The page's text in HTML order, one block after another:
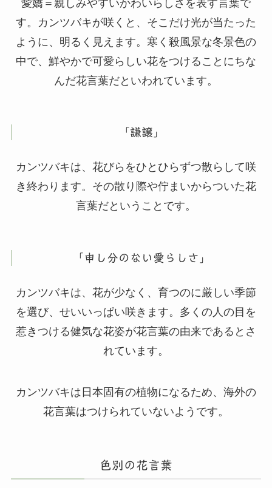
愛嬌＝親しみやすいかわいらしさを表す言葉で
す。カンツバキが咲くと、そこだけ光が当たった
ように、明るく見えます。寒く殺風景な冬景色の
中で、鮮やかで可愛らしい花をつけることにちな
んだ花言葉だといわれています。
「謙譲」
カンツバキは、花びらをひとひらずつ散らして咲
き終わります。その散り際や佇まいからついた花
言葉だということです。
「申し分のない愛らしさ」
カンツバキは、花が少なく、育つのに厳しい季節
を選び、せいいっぱい咲きます。多くの人の目を
惹きつける健気な花姿が花言葉の由来であるとさ
れています。
カンツバキは日本固有の植物になるため、海外の
花言葉はつけられていないようです。
色別の花言葉